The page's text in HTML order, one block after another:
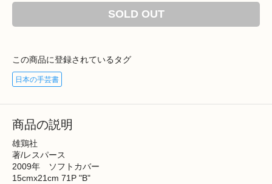
SOLD OUT
この商品に登録されているタグ
日本の手芸書
商品の説明
雄鶏社
著/レスパース
2009年 ソフトカバー
15cmx21cm 71P "B"